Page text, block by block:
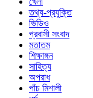
তথ্য-প্রযুক্তি
ভিডিও
প্রবাসী সংবাদ
মতাতম
শিক্ষাঙ্গন
সাহিত্য
অপরাধ
পাঁচ মিশালী